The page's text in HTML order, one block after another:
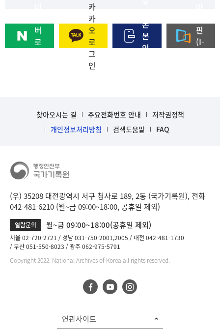
버
로
카
카
오
로
그
인
폰
본
인
핀
(I-
찾아오시는 길 주요전화번호 안내
저작권정책
개인정보처리방침
검색도움말 FAQ
(우) 35208 대전광역시 서구 청사로 189, 2동 (국가기록원), 전화
042-481-6210 (월~금 09:00~18:00, 공휴일 제외)
열람문의 월~금 09:00~18:00(공휴일 제외)
서울 02-720-2721 성남 031-750-2001,2005
대전 042-481-1730
부산 051-550-8023
광주 062-975-5791
Copyright 2022. National Archives of Korea all rights reserved.
연관사이트